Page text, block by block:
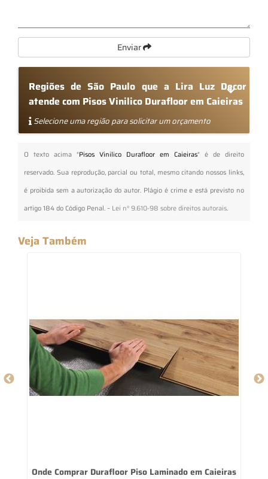
Enviar
Regiões de São Paulo que a Lira Luz Decor
atende com Pisos Vinilico Durafloor em Caieiras
Selecione uma região para solicitar um orçamento
O texto acima "Pisos Vinilico Durafloor em Caieiras" é de direito
reservado. Sua reprodução, parcial ou total, mesmo citando nossos links,
é proibida sem a autorização do autor. Plágio é crime e está previsto no
artigo 184 do Código Penal. – Lei n° 9.610-98 sobre direitos autorais.
Veja Também
Onde Comprar Durafloor Piso Laminado em Caieiras